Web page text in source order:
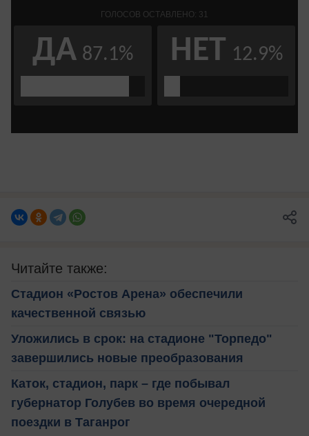
Читайте также:
Стадион «Ростов Арена» обеспечили
качественной связью
Уложились в срок: на стадионе "Торпедо"
завершились новые преобразования
Каток, стадион, парк – где побывал
губернатор Голубев во время очередной
поездки в Таганрог